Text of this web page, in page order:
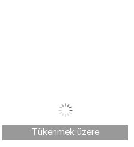
Tükenmek üzere